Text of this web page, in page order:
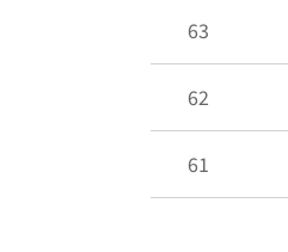
63
62
61